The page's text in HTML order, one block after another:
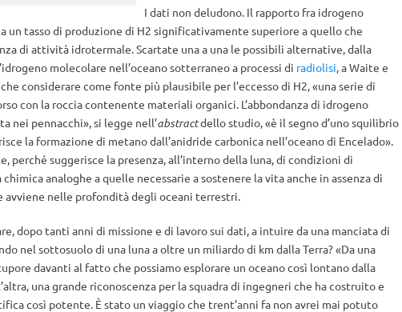
I dati non deludono. Il rapporto fra idrogeno
un tasso di produzione di H2 significativamente superiore a quello che
di attività idrotermale. Scartate una a una le possibili alternative, dalla
molecolare nell’oceano sotterraneo a processi di radiolisi, a Waite e
considerare come fonte più plausibile per l’eccesso di H2, «una serie di
con la roccia contenente materiali organici. L’abbondanza di idrogeno
nei pennacchi», si legge nell’abstractdello studio, «è il segno d’uno squilibrio
la formazione di metano dall’anidride carbonica nell’oceano di Encelado».
perché suggerisce la presenza, all’interno della luna, di condizioni di
analoghe a quelle necessarie a sostenere la vita anche in assenza di
avviene nelle profondità degli oceani terrestri.
dopo tanti anni di missione e di lavoro sui dati, a intuire da una manciata di
nel sottosuolo di una luna a oltre un miliardo di km dalla Terra? «Da una
davanti al fatto che possiamo esplorare un oceano così lontano dalla
una grande riconoscenza per la squadra di ingegneri che ha costruito e
così potente. È stato un viaggio che trent’anni fa non avrei mai potuto